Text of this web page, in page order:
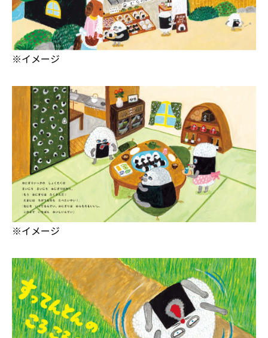
※イメージ
※イメージ